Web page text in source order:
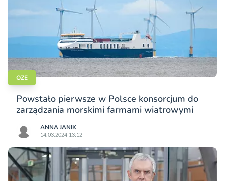
OZE
Powstało pierwsze w Polsce konsorcjum do
zarządzania morskimi farmami wiatrowymi
ANNA JANIK
14.03.2024 13:12